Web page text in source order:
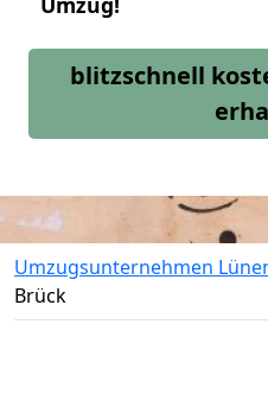
blitzschnell
Umzugsunternehmen
Brück